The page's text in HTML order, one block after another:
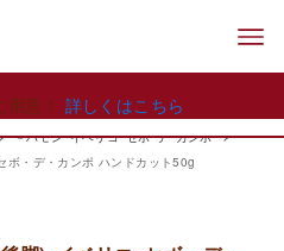
意！ 詳しくはこちら
－ハモン･イベリコ･セボ･デ･カンポ
ボ・デ・カンポ ハンドカット50g